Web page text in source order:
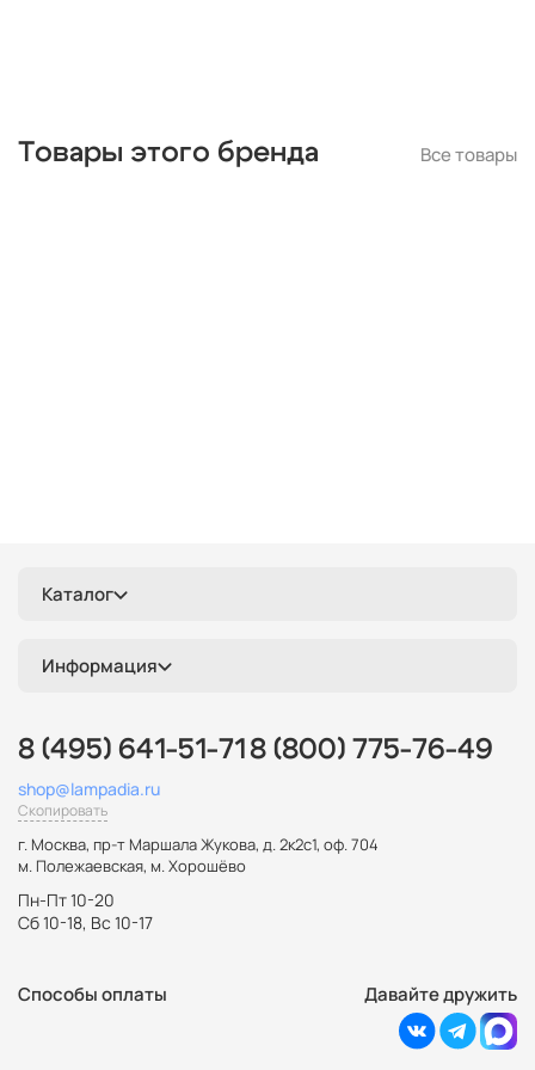
Товары этого бренда Все товары
Каталог
Информация
8 (495) 641-51-71 8 (800) 775-76-49
shop@lampadia.ru
Скопировать
г. Москва, пр-т Маршала Жукова, д. 2к2с1, оф. 704
м. Полежаевская, м. Хорошёво
Пн-Пт 10-20
Сб 10-18, Вс 10-17
Способы оплаты Давайте дружить